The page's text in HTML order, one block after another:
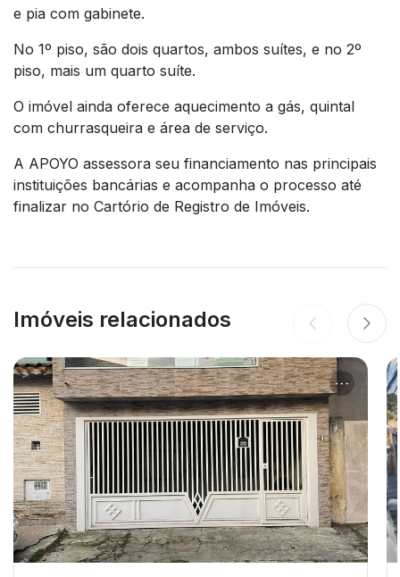
e pia com gabinete.
No 1º piso, são dois quartos, ambos suítes, e no 2º
piso, mais um quarto suíte.
O imóvel ainda oferece aquecimento a gás, quintal
com churrasqueira e área de serviço.
A APOYO assessora seu financiamento nas principais
instituições bancárias e acompanha o processo até
finalizar no Cartório de Registro de Imóveis.
Imóveis relacionados